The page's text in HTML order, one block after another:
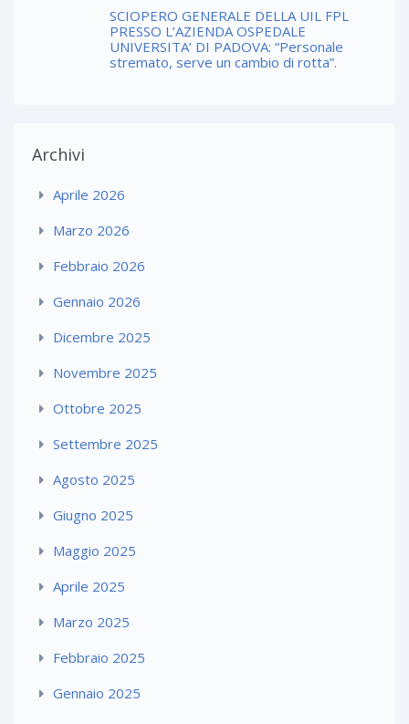
SCIOPERO GENERALE DELLA UIL FPL
PRESSO L’AZIENDA OSPEDALE
UNIVERSITA’ DI PADOVA: “Personale
stremato, serve un cambio di rotta”.
Archivi
Aprile 2026
Marzo 2026
Febbraio 2026
Gennaio 2026
Dicembre 2025
Novembre 2025
Ottobre 2025
Settembre 2025
Agosto 2025
Giugno 2025
Maggio 2025
Aprile 2025
Marzo 2025
Febbraio 2025
Gennaio 2025